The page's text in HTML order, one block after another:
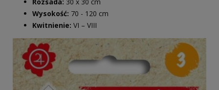
Rozsada: 30 x 30 cm
Wysokość: 70 - 120 cm
Kwitnienie: VI – VIII